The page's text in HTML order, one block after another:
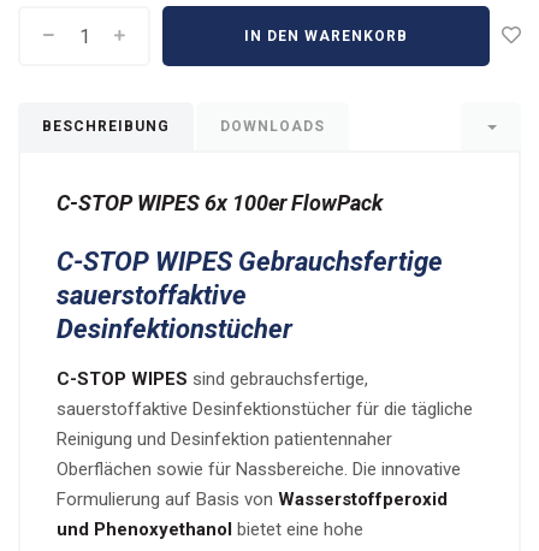
IN DEN WARENKORB
BESCHREIBUNG DOWNLOADS
C-STOP WIPES 6x 100er FlowPack
C-STOP WIPES Gebrauchsfertige
sauerstoffaktive
Desinfektionstücher
C-STOP WIPES sind gebrauchsfertige,
sauerstoffaktive Desinfektionstücher für die tägliche
Reinigung und Desinfektion patientennaher
Oberflächen sowie für Nassbereiche. Die innovative
Formulierung auf Basis von Wasserstoffperoxid
und Phenoxyethanol bietet eine hohe